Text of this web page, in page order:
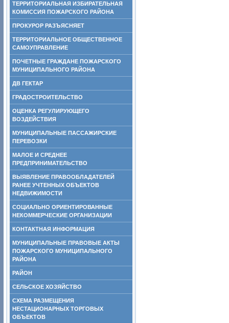
ТЕРРИТОРИАЛЬНАЯ ИЗБИРАТЕЛЬНАЯ
КОМИССИЯ ПОЖАРСКОГО РАЙОНА
ПРОКУРОР РАЗЪЯСНЯЕТ
ТЕРРИТОРИАЛЬНОЕ ОБЩЕСТВЕННОЕ
САМОУПРАВЛЕНИЕ
ПОЧЕТНЫЕ ГРАЖДАНЕ ПОЖАРСКОГО
МУНИЦИПАЛЬНОГО РАЙОНА
ДВ ГЕКТАР
ГРАДОСТРОИТЕЛЬСТВО
ОЦЕНКА РЕГУЛИРУЮЩЕГО
ВОЗДЕЙСТВИЯ
МУНИЦИПАЛЬНЫЕ ПАССАЖИРСКИЕ
ПЕРЕВОЗКИ
МАЛОЕ И СРЕДНЕЕ
ПРЕДПРИНИМАТЕЛЬСТВО
ВЫЯВЛЕНИЕ ПРАВООБЛАДАТЕЛЕЙ
РАНЕЕ УЧТЕННЫХ ОБЪЕКТОВ
НЕДВИЖИМОСТИ
СОЦИАЛЬНО ОРИЕНТИРОВАННЫЕ
НЕКОММЕРЧЕСКИЕ ОРГАНИЗАЦИИ
КОНТАКТНАЯ ИНФОРМАЦИЯ
МУНИЦИПАЛЬНЫЕ ПРАВОВЫЕ АКТЫ
ПОЖАРСКОГО МУНИЦИПАЛЬНОГО
РАЙОНА
РАЙОН
СЕЛЬСКОЕ ХОЗЯЙСТВО
СХЕМА РАЗМЕЩЕНИЯ
НЕСТАЦИОНАРНЫХ ТОРГОВЫХ
ОБЪЕКТОВ